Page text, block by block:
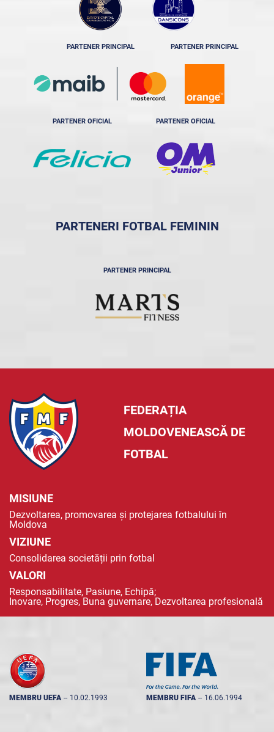
PARTENER PRINCIPAL PARTENER PRINCIPAL
PARTENER OFICIAL PARTENER OFICIAL
PARTENERI FOTBAL FEMININ
PARTENER PRINCIPAL
FEDERAȚIA
MOLDOVENEASCĂ DE
FOTBAL
MISIUNE
Dezvoltarea, promovarea și protejarea fotbalului în
Moldova
VIZIUNE
Consolidarea societății prin fotbal
VALORI
Responsabilitate, Pasiune, Echipă;
Inovare, Progres, Buna guvernare, Dezvoltarea profesională
MEMBRU UEFA -- 10.02.1993 MEMBRU FIFA -- 16.06.1994